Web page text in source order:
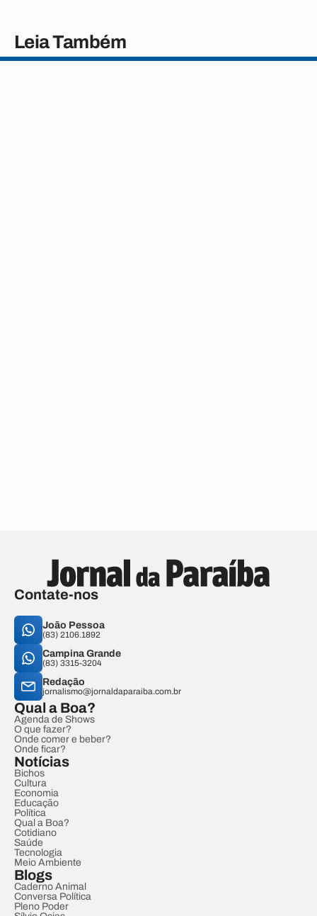
Leia Também
Contate-nos
João Pessoa
(83) 2106.1892
Campina Grande
(83) 3315-3204
Redação
jornalismo@jornaldaparaiba.com.br
Qual a Boa?
Agenda de Shows
O que fazer?
Onde comer e beber?
Onde ficar?
Notícias
Bichos
Cultura
Economia
Educação
Política
Qual a Boa?
Cotidiano
Saúde
Tecnologia
Meio Ambiente
Blogs
Caderno Animal
Conversa Política
Pleno Poder